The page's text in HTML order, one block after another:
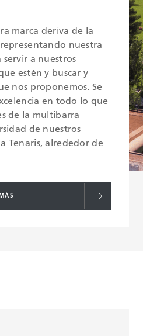
marca deriva de la
nuestra
a nuestros
estén y buscar y
nos proponemos. Se
en todo lo que
de la multibarra
de nuestros
Tenaris, alrededor de